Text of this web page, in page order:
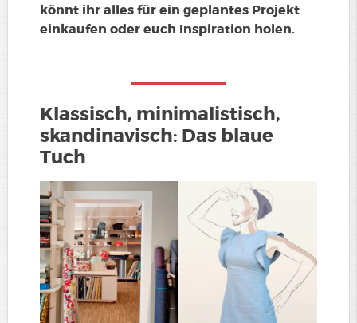
könnt ihr alles für ein geplantes Projekt
einkaufen oder euch Inspiration holen.
Klassisch, minimalistisch,
skandinavisch: Das blaue
Tuch